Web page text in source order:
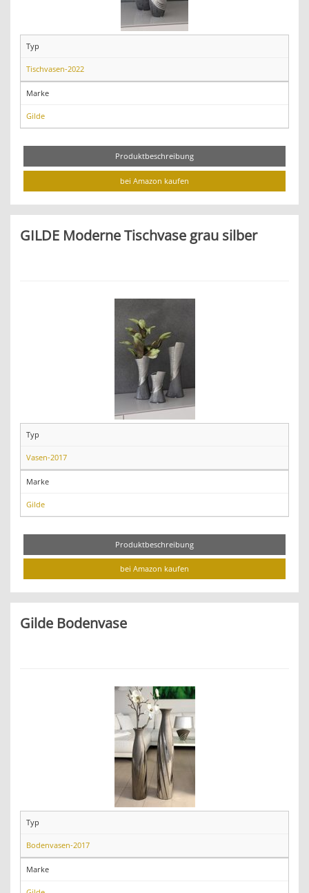
Typ
Tischvasen-2022
Marke
Gilde
Produktbeschreibung
bei Amazon kaufen
GILDE Moderne Tischvase grau silber
Typ
Vasen-2017
Marke
Gilde
Produktbeschreibung
bei Amazon kaufen
Gilde Bodenvase
Typ
Bodenvasen-2017
Marke